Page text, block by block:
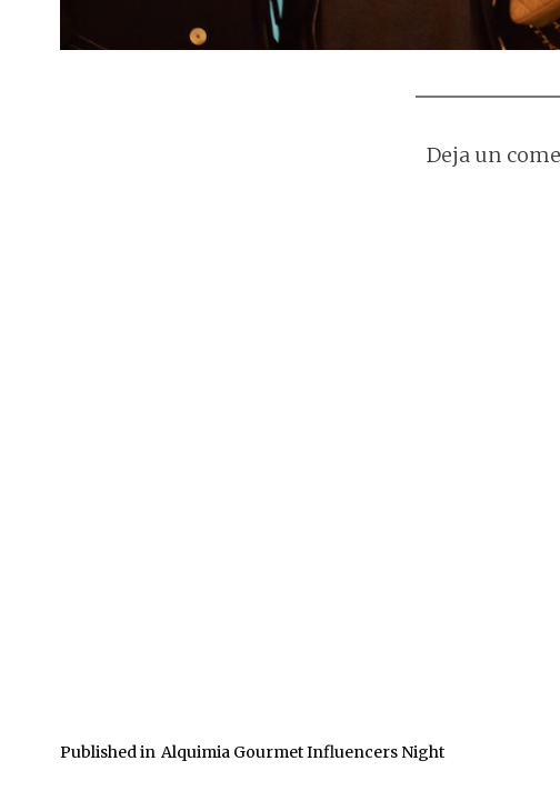
Deja un
Published in Alquimia Gourmet Influencers Night